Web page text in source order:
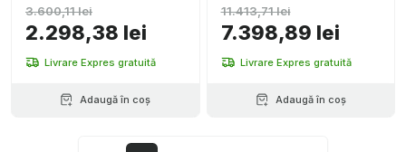
2.298,38 lei
3.600,11 lei
Livrare Expres gratuită
Adaugă în coș
7.398,89 lei
11.413,71 lei
Livrare Expres gratuită
Adaugă în coș